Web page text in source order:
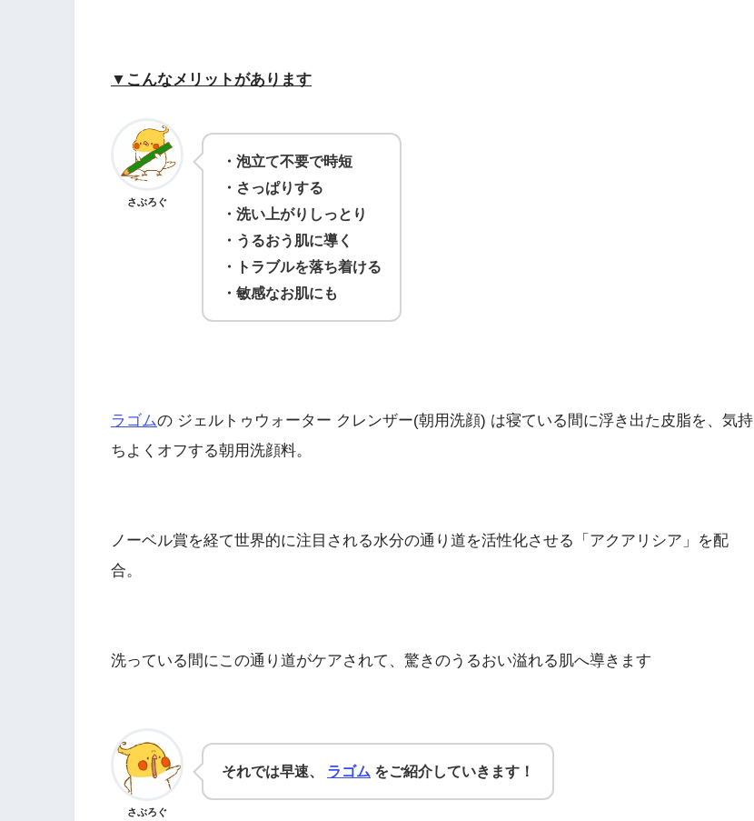
▼こんなメリットがあります
さぶろぐ
・泡立て不要で時短
・さっぱりする
・洗い上がりしっとり
・うるおう肌に導く
・トラブルを落ち着ける
・敏感なお肌にも
ラゴムの ジェルトゥウォーター クレンザー(朝用洗顔) は寝ている間に浮き出た皮脂を、気持
ちよくオフする朝用洗顔料。
ノーベル賞を経て世界的に注目される水分の通り道を活性化させる「アクアリシア」を配
合。
洗っている間にこの通り道がケアされて、驚きのうるおい溢れる肌へ導きます
さぶろぐ
それでは早速、 ラゴム をご紹介していきます！